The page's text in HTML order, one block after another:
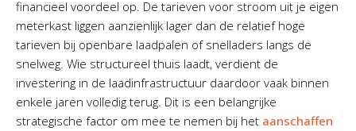
financieel voordeel op. De tarieven voor stroom uit je eigen
meterkast liggen aanzienlijk lager dan de relatief hoge
tarieven bij openbare laadpalen of snelladers langs de
snelweg. Wie structureel thuis laadt, verdient de
investering in de laadinfrastructuur daardoor vaak binnen
enkele jaren volledig terug. Dit is een belangrijke
strategische factor om mee te nemen bij het aanschaffen